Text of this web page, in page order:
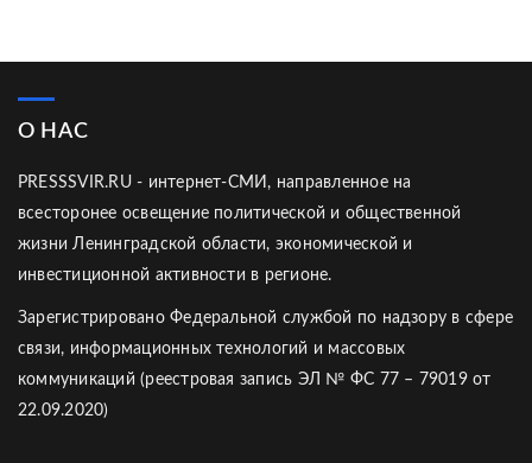
О НАС
PRESSSVIR.RU - интернет-СМИ, направленное на
всесторонее освещение политической и общественной
жизни Ленинградской области, экономической и
инвестиционной активности в регионе.
Зарегистрировано Федеральной службой по надзору в сфере
связи, информационных технологий и массовых
коммуникаций (реестровая запись ЭЛ № ФС 77 – 79019 от
22.09.2020)